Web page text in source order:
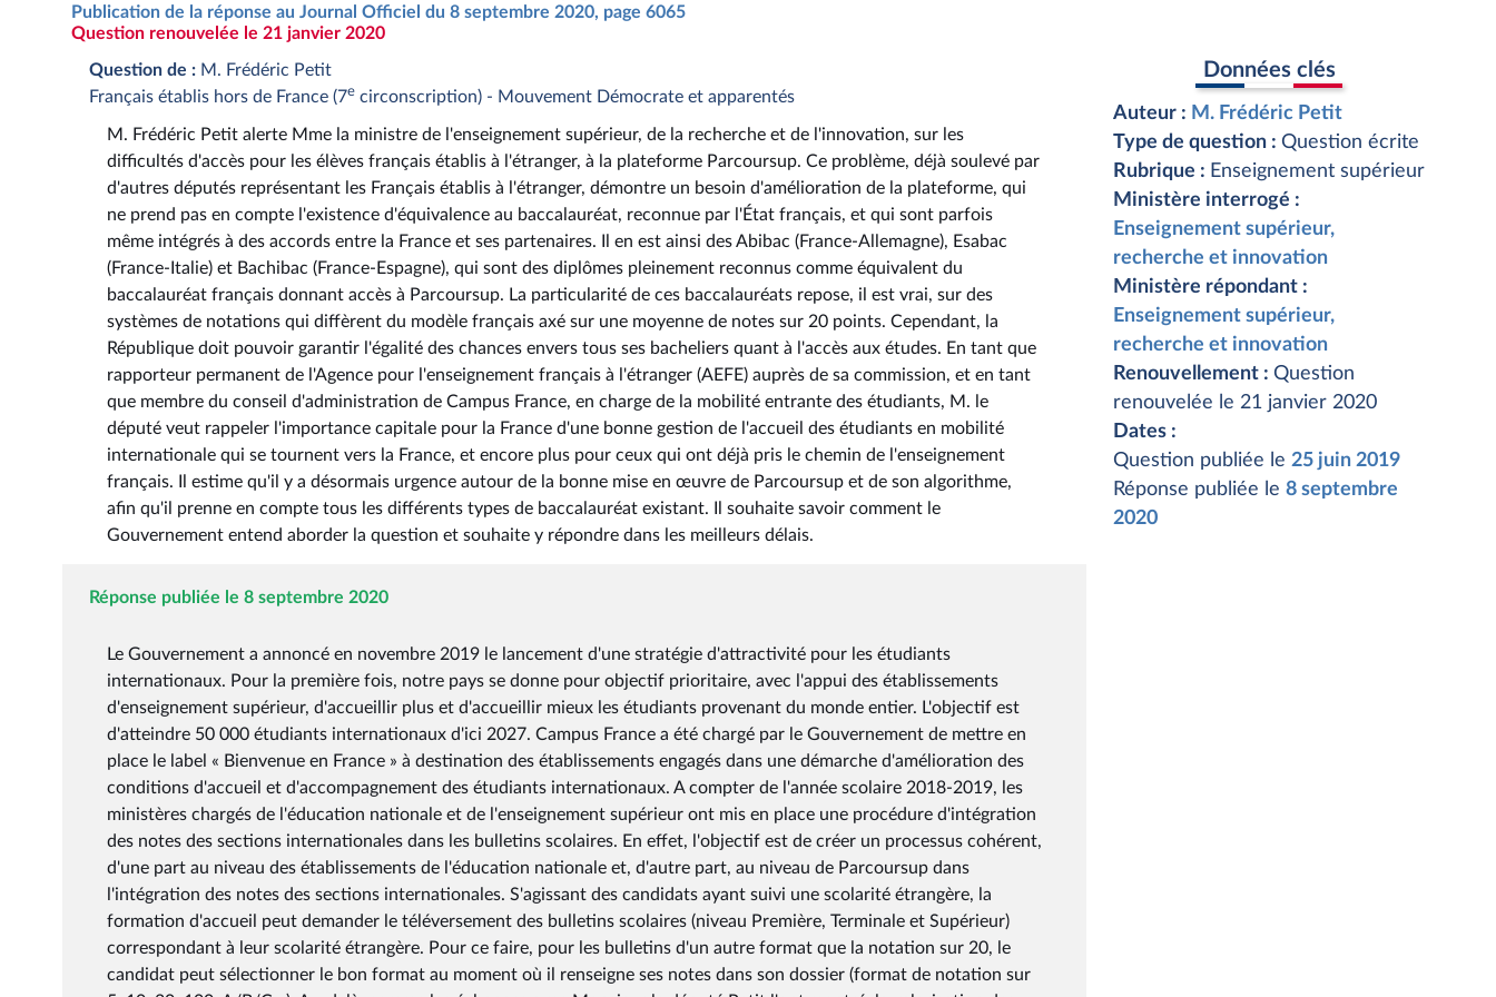
Publication de la réponse au Journal Officiel du 8 septembre 2020, page 6065
Question renouvelée le 21 janvier 2020
Question de : M. Frédéric Petit
Français établis hors de France (7e circonscription) - Mouvement Démocrate et apparentés
M. Frédéric Petit alerte Mme la ministre de l'enseignement supérieur, de la recherche et de l'innovation, sur les
difficultés d'accès pour les élèves français établis à l'étranger, à la plateforme Parcoursup. Ce problème, déjà soulevé par
d'autres députés représentant les Français établis à l'étranger, démontre un besoin d'amélioration de la plateforme, qui
ne prend pas en compte l'existence d'équivalence au baccalauréat, reconnue par l'État français, et qui sont parfois
même intégrés à des accords entre la France et ses partenaires. Il en est ainsi des Abibac (France-Allemagne), Esabac
(France-Italie) et Bachibac (France-Espagne), qui sont des diplômes pleinement reconnus comme équivalent du
baccalauréat français donnant accès à Parcoursup. La particularité de ces baccalauréats repose, il est vrai, sur des
systèmes de notations qui diffèrent du modèle français axé sur une moyenne de notes sur 20 points. Cependant, la
République doit pouvoir garantir l'égalité des chances envers tous ses bacheliers quant à l'accès aux études. En tant que
rapporteur permanent de l'Agence pour l'enseignement français à l'étranger (AEFE) auprès de sa commission, et en tant
que membre du conseil d'administration de Campus France, en charge de la mobilité entrante des étudiants, M. le
député veut rappeler l'importance capitale pour la France d'une bonne gestion de l'accueil des étudiants en mobilité
internationale qui se tournent vers la France, et encore plus pour ceux qui ont déjà pris le chemin de l'enseignement
français. Il estime qu'il y a désormais urgence autour de la bonne mise en œuvre de Parcoursup et de son algorithme,
afin qu'il prenne en compte tous les différents types de baccalauréat existant. Il souhaite savoir comment le
Gouvernement entend aborder la question et souhaite y répondre dans les meilleurs délais.
Réponse publiée le 8 septembre 2020
Le Gouvernement a annoncé en novembre 2019 le lancement d'une stratégie d'attractivité pour les étudiants
internationaux. Pour la première fois, notre pays se donne pour objectif prioritaire, avec l'appui des établissements
d'enseignement supérieur, d'accueillir plus et d'accueillir mieux les étudiants provenant du monde entier. L'objectif est
d'atteindre 50 000 étudiants internationaux d'ici 2027. Campus France a été chargé par le Gouvernement de mettre en
place le label « Bienvenue en France » à destination des établissements engagés dans une démarche d'amélioration des
conditions d'accueil et d'accompagnement des étudiants internationaux. A compter de l'année scolaire 2018-2019, les
ministères chargés de l'éducation nationale et de l'enseignement supérieur ont mis en place une procédure d'intégration
des notes des sections internationales dans les bulletins scolaires. En effet, l'objectif est de créer un processus cohérent,
d'une part au niveau des établissements de l'éducation nationale et, d'autre part, au niveau de Parcoursup dans
l'intégration des notes des sections internationales. S'agissant des candidats ayant suivi une scolarité étrangère, la
formation d'accueil peut demander le téléversement des bulletins scolaires (niveau Première, Terminale et Supérieur)
correspondant à leur scolarité étrangère. Pour ce faire, pour les bulletins d'un autre format que la notation sur 20, le
candidat peut sélectionner le bon format au moment où il renseigne ses notes dans son dossier (format de notation sur
Données clés
Auteur : M. Frédéric Petit
Type de question : Question écrite
Rubrique : Enseignement supérieur
Ministère interrogé :
Enseignement supérieur,
recherche et innovation
Ministère répondant :
Enseignement supérieur,
recherche et innovation
Renouvellement : Question
renouvelée le 21 janvier 2020
Dates :
Question publiée le 25 juin 2019
Réponse publiée le 8 septembre
2020